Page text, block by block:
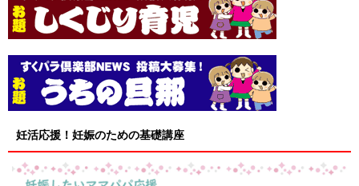
妊活応援！妊娠のための基礎講座